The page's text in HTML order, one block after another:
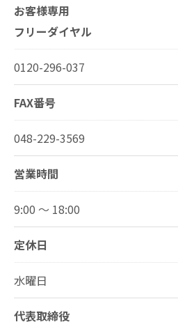
お客様専用
フリーダイヤル
0120-296-037
FAX番号
048-229-3569
営業時間
9:00 〜 18:00
定休日
水曜日
代表取締役